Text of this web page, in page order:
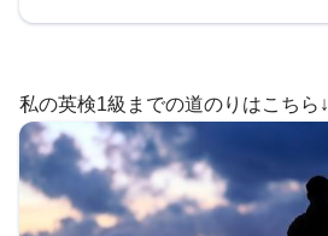
私の英検1級までの道のりはこちら↓